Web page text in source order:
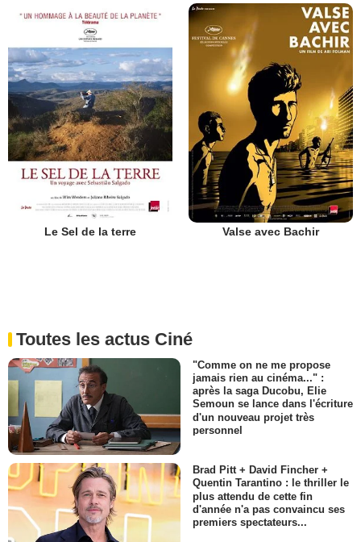
Le Sel de la terre Valse avec Bachir
Toutes les actus Ciné
"Comme on ne me propose
jamais rien au cinéma..." :
après la saga Ducobu, Elie
Semoun se lance dans l'écriture
d'un nouveau projet très
personnel
Brad Pitt + David Fincher +
Quentin Tarantino : le thriller le
plus attendu de cette fin
d'année n'a pas convaincu ses
premiers spectateurs...